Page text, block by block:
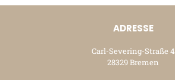
ADRESSE
Carl-Severing-Straße 4
28329 Bremen